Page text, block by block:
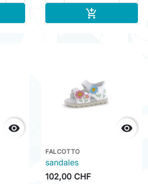

 
FALCOTTO
sandales
102,00 CHF